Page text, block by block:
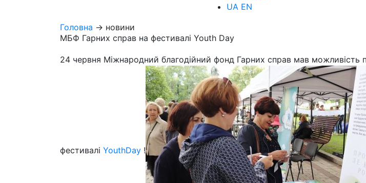
UA EN
Головна → новини
МБФ Гарних справ на фестивалі Youth Day
24 червня Міжнародний благодійний фонд Гарних справ мав можливість
фестивалі YouthDay !